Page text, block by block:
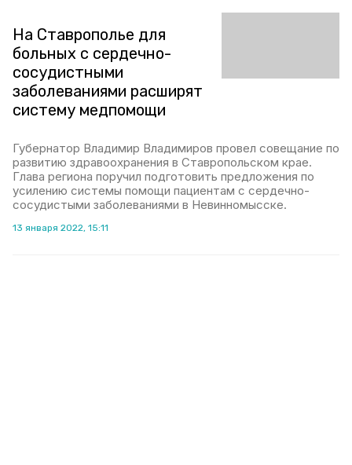
На Ставрополье для
больных с сердечно-
сосудистными
заболеваниями расширят
систему медпомощи
Губернатор Владимир Владимиров провел совещание по
развитию здравоохранения в Ставропольском крае.
Глава региона поручил подготовить предложения по
усилению системы помощи пациентам с сердечно-
сосудистыми заболеваниями в Невинномысске.
13 января 2022, 15:11